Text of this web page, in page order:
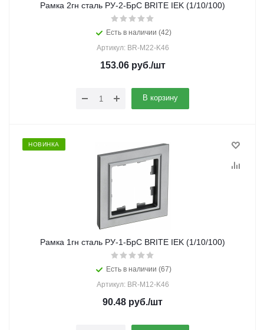
Рамка 2гн сталь РУ-2-БрС BRITE IEK (1/10/100)
Есть в наличии (42)
Артикул: BR-M22-K46
153.06руб./шт
В корзину
НОВИНКА
Рамка 1гн сталь РУ-1-БрС BRITE IEK (1/10/100)
Есть в наличии (67)
Артикул: BR-M12-K46
90.48 руб./шт